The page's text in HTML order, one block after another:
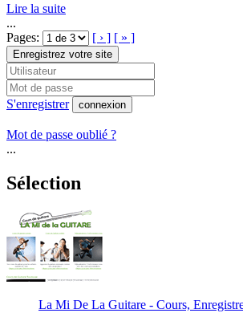
Lire la suite
...
Pages:
[ › ] [ » ]
Enregistrez votre site
S'enregistrer connexion
Mot de passe oublié ?
...
Sélection
La Mi De La Guitare - Cours,